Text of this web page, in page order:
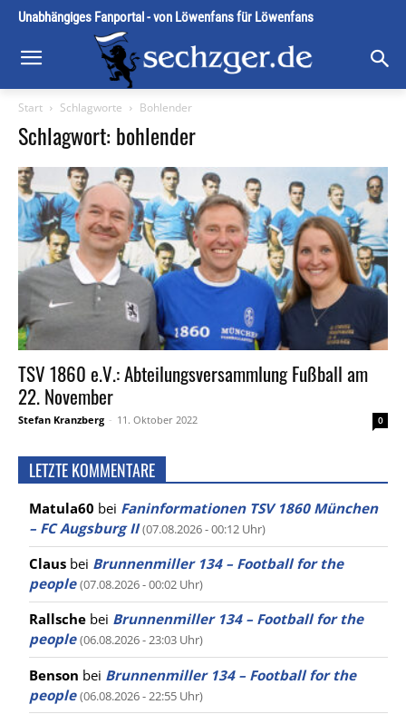
Unabhängiges Fanportal - von Löwenfans für Löwenfans
Start Schlagworte Bohlender
Schlagwort: bohlender
TSV 1860 e.V.: Abteilungsversammlung Fußball am
22. November
Stefan Kranzberg - 11. Oktober 2022 0
LETZTE KOMMENTARE
Matula60 bei Faninformationen TSV 1860 München
– FC Augsburg II (07.08.2026 - 00:12 Uhr)
Claus bei Brunnenmiller 134 – Football for the
people (07.08.2026 - 00:02 Uhr)
Rallsche bei Brunnenmiller 134 – Football for the
people (06.08.2026 - 23:03 Uhr)
Benson bei Brunnenmiller 134 – Football for the
people (06.08.2026 - 22:55 Uhr)